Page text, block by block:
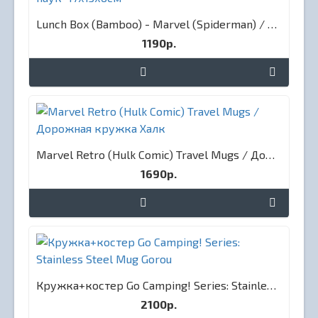
Lunch Box (Bamboo) - Marvel (Spiderman) / Марвел - бамбуковый ланч-бокс "Человек-паук" 17х13х6см
1190р.
Marvel Retro (Hulk Comic) Travel Mugs / Дорожная кружка Халк
1690р.
Кружка+костер Go Camping! Series: Stainless Steel Mug Gorou
2100р.